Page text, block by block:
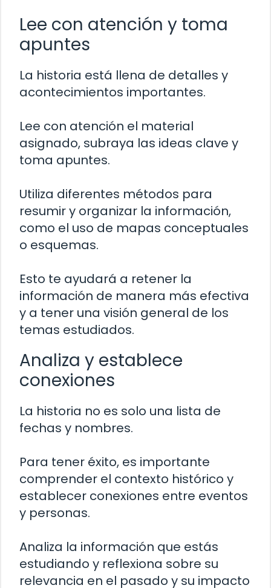
Lee con atención y toma
apuntes
La historia está llena de detalles y
acontecimientos importantes.
Lee con atención el material
asignado, subraya las ideas clave y
toma apuntes.
Utiliza diferentes métodos para
resumir y organizar la información,
como el uso de mapas conceptuales
o esquemas.
Esto te ayudará a retener la
información de manera más efectiva
y a tener una visión general de los
temas estudiados.
Analiza y establece
conexiones
La historia no es solo una lista de
fechas y nombres.
Para tener éxito, es importante
comprender el contexto histórico y
establecer conexiones entre eventos
y personas.
Analiza la información que estás
estudiando y reflexiona sobre su
relevancia en el pasado y su impacto